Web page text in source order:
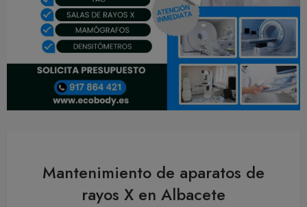
Mantenimiento de aparatos de
rayos X en Albacete